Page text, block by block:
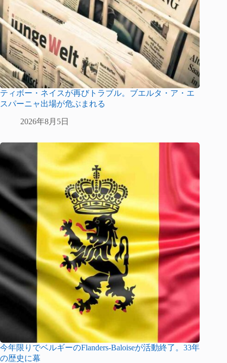
ティボー・ネイスが再びトラブル。ブエルタ・ア・エ
スパーニャ出場が危ぶまれる
2026年8月5日
今年限りでベルギーのFlanders-Baloiseが活動終了。33年
の歴史に幕